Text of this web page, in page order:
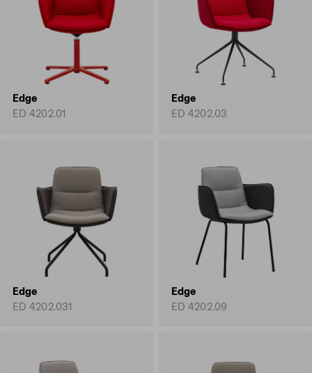
Edge
ED 4202.01
Edge
ED 4202.03
Edge
ED 4202.031
Edge
ED 4202.09